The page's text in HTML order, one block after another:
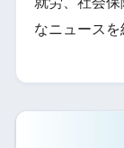
なニュースを